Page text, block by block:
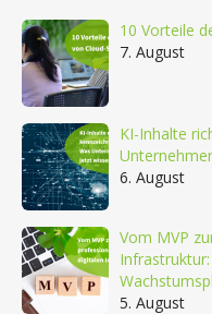
10 Vorteile
7. August
KI-Inhalte
6. August
Vom MVP
5. August